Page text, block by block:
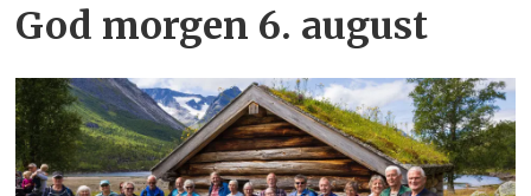
God morgen 6. august